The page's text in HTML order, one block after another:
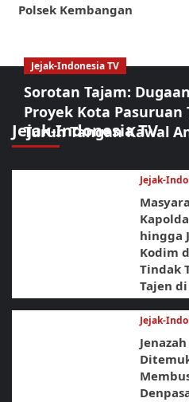
Polsek Kembangan
Jejak-Indonesia TV
Jejak-Indonesia TV
Sorotan Tajam:
Proyek Kota Pasuruan
Turun Tangan Kawal
Jejak-
hingga
Kodim
Tindak
Tajen
Jejak-